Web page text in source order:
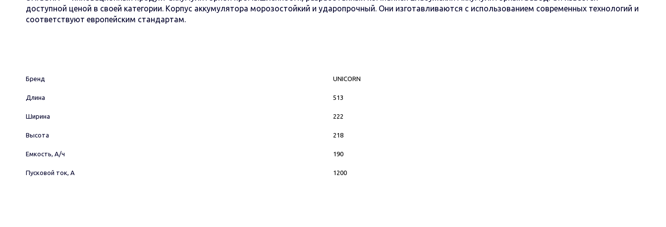
доступной ценой в своей категории. Корпус аккумулятора морозостойкий и ударопрочный. Они изготавливаются с использованием современных технологий и
соответствуют европейским стандартам.
Бренд UNICORN
Длина 513
Ширина 222
Высота 218
Емкость, А/ч 190
Пусковой ток, А 1200